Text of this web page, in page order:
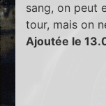
sang, on peut
tour, mais on
Ajoutée le